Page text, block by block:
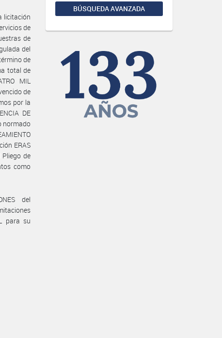
BÚSQUEDA AVANZADA
licitación
de
de
del
de
total de
MIL
de
por la
DE
normado
ERAS
de
como
del
para su